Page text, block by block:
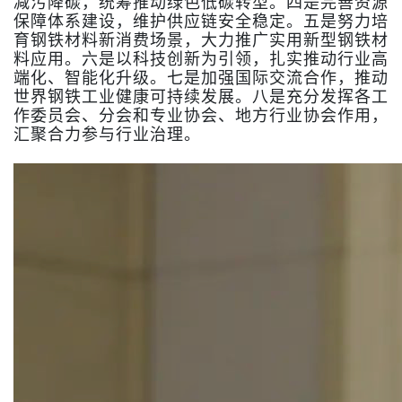
保障体系建设，维护供应链安全稳定。五是努力培
育钢铁材料新消费场景，大力推广实用新型钢铁材
料应用。六是以科技创新为引领，扎实推动行业高
端化、智能化升级。七是加强国际交流合作，推动
世界钢铁工业健康可持续发展。八是充分发挥各工
作委员会、分会和专业协会、地方行业协会作用，
汇聚合力参与行业治理。